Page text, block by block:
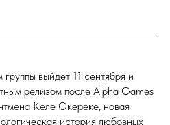
выйдет 11 сентября и
релизом после Alpha Games
Келе Окереке, новая
история любовных